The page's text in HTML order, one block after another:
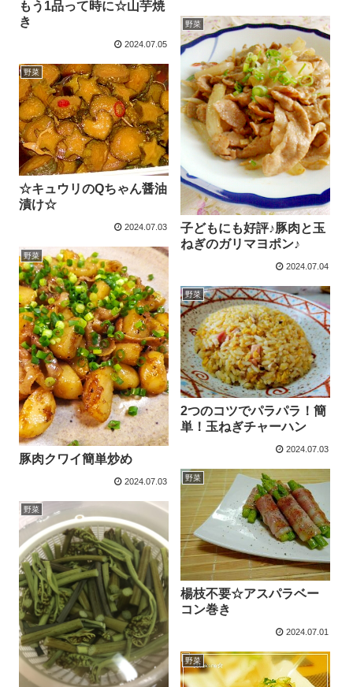
もう1品って時に☆山芋焼
き
2024.07.05
野菜
子どもにも好評♪豚肉と玉
ねぎのガリマヨポン♪
2024.07.04
野菜
☆キュウリのQちゃん醤油
漬け☆
2024.07.03
野菜
豚肉クワイ簡単炒め
2024.07.03
野菜
2つのコツでパラパラ！簡
単！玉ねぎチャーハン
2024.07.03
野菜
楊枝不要☆アスパラベー
コン巻き
2024.07.01
野菜
野菜